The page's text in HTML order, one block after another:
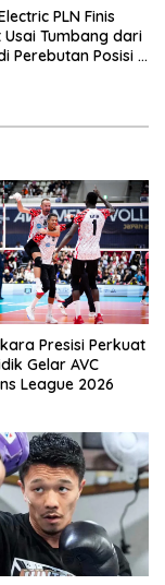
PLN Finis
Usai Tumbang dari
Perebutan Posisi 3
Presisi Perkuat
Gelar AVC
League 2026